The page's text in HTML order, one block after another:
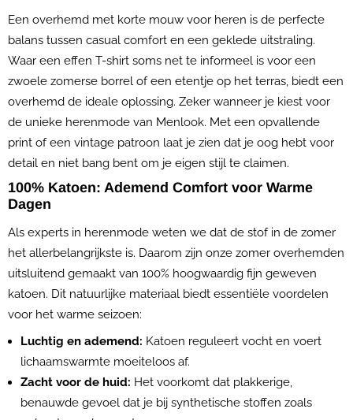
Een overhemd met korte mouw voor heren is de perfecte
balans tussen casual comfort en een geklede uitstraling.
Waar een effen T-shirt soms net te informeel is voor een
zwoele zomerse borrel of een etentje op het terras, biedt een
overhemd de ideale oplossing. Zeker wanneer je kiest voor
de unieke herenmode van Menlook. Met een opvallende
print of een vintage patroon laat je zien dat je oog hebt voor
detail en niet bang bent om je eigen stijl te claimen.
100% Katoen: Ademend Comfort voor Warme
Dagen
Als experts in herenmode weten we dat de stof in de zomer
het allerbelangrijkste is. Daarom zijn onze zomer overhemden
uitsluitend gemaakt van 100% hoogwaardig fijn geweven
katoen. Dit natuurlijke materiaal biedt essentiële voordelen
voor het warme seizoen:
Luchtig en ademend: Katoen reguleert vocht en voert
lichaamswarmte moeiteloos af.
Zacht voor de huid: Het voorkomt dat plakkerige,
benauwde gevoel dat je bij synthetische stoffen zoals